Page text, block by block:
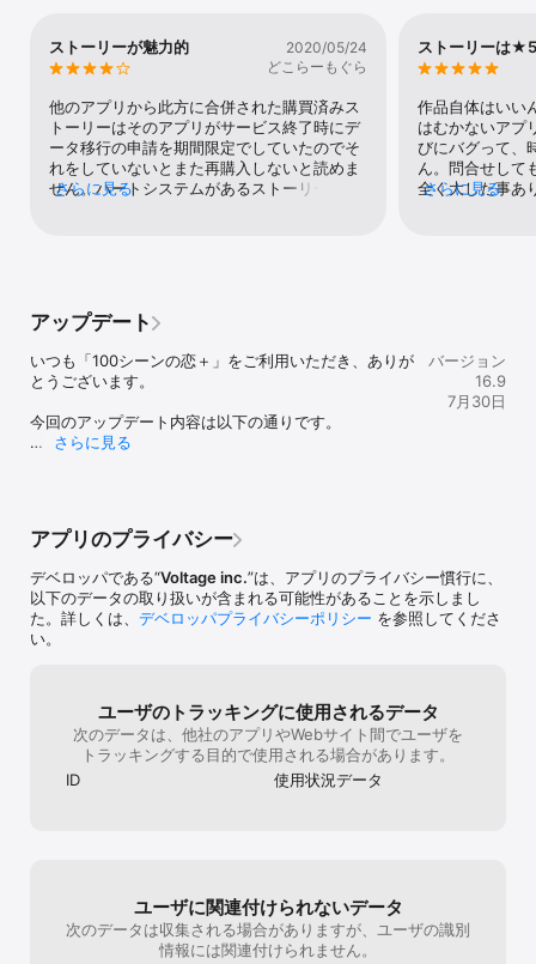
「結婚したのか、俺以外のヤツと…」でおなじみの話題作！
◎その他人気作多数配信中◎
・あと1%で運命の恋
・恋してしまった星の王子
・恋人は公安刑事
・今宵、妖しい口づけを
・ダウト～嘘つきオトコは誰？
・至極の男～もう一度愛される夜
・上司と秘密の2LDK
・新選組が愛した女
・大正ロマン、運命の人
・マスカレード・キス～危険な駆け引き～
【100シーンの恋＋の魅力】
・様々な世界感・キャラクターとの恋愛を体験できる
ストーリーが魅力的
2020/05/24
どこらーもぐら
他のアプリから此方に合併された購買済みス
トーリーはそのアプリがサービス終了時にデ
ータ移行の申請を期間限定でしていたのでそ
れをしていないとまた再購入しないと読めま
せん。ハートシステムがあるストーリーはハ
ています。誓キスの遙さん推しなのですが遙
さんだけまだ本編ストーリーが少ないのが悲
しいです。他のキャラは子供を授かるところ
まで行ってるのに人気がないキャラは放置さ
れるのでしょうか？新タイトルに力を入れら
れる事もわかりますがvoltageさんの過去タ
イトルファンも多いと思いますので過去タイ
トルも中途半端に終わらせないで欲しいし、
営してる恋愛イベントよりもとてものめり込
めます期間で本編全話無料など月額サービス
システムのカスタム制など運営さんはとても
考慮してくれていると思いますのでこれから
も期待させて頂きます。
さらに見る
ストーリーは★5
作品自体はいい
はむかないアプ
びにバグって、
ん。問合せして
全く大した事あ
さらに見る
アップデート
いつも「100シーンの恋＋」をご利用いただき、ありが
とうございます。
今回のアップデート内容は以下の通りです。
これからも、より良いサービスをお届けできるよう努
今後とも「100シーンの恋＋」をよろしくお願いいたし
ます。
さらに見る
バージョン
16.9
7月30日
アプリのプライバシー
デベロッパである“Voltage inc.”は、アプリのプライバシー慣行に、
以下のデータの取り扱いが含まれる可能性があることを示しまし
た。詳しくは、 デベロッパプライバシーポリシー を参照してくださ
い。
ユーザのトラッキングに使用されるデータ
次のデータは、他社のアプリやWebサイト間でユーザを
トラッキングする目的で使用される場合があります。
ID
使用状況データ
ユーザに関連付けられないデータ
次のデータは収集される場合がありますが、ユーザの識別
情報には関連付けられません。